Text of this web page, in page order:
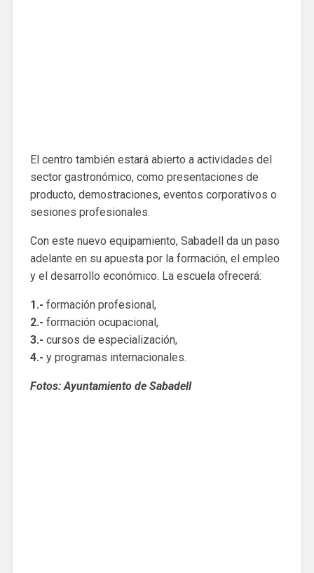
El centro también estará abierto a actividades del
sector gastronómico, como presentaciones de
producto, demostraciones, eventos corporativos o
sesiones profesionales.
Con este nuevo equipamiento, Sabadell da un paso
adelante en su apuesta por la formación, el empleo
y el desarrollo económico. La escuela ofrecerá:
1.- formación profesional,
2.- formación ocupacional,
3.- cursos de especialización,
4.- y programas internacionales.
Fotos: Ayuntamiento de Sabadell